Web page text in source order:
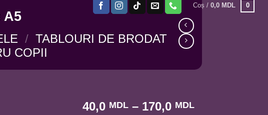
Coș /0,0 MDL 0
A5
/ TABLOURI DE BRODAT
COPII
40,0 MDL – 170,0 MDLInterval